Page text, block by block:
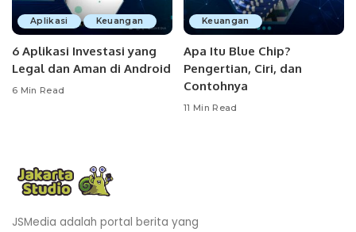
Aplikasi Keuangan
6 Aplikasi Investasi yang
Legal dan Aman di Android
6 Min Read
Keuangan
Apa Itu Blue Chip?
Pengertian, Ciri, dan
Contohnya
11 Min Read
JSMedia adalah portal berita yang